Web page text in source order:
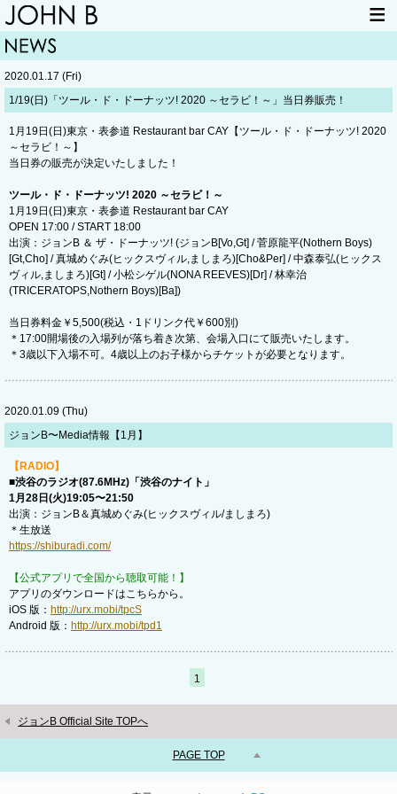
HOME
LIVE INFO
2020.01.17 (Fri)
1/19(日)「ツール・ド・ドーナッツ! 2020 ～セラビ！～」当日券販売！
1月19日(日)東京・表参道 Restaurant bar CAY【ツール・ド・ドーナッツ! 2020
～セラビ！～】
当日券の販売が決定いたしました！
ツール・ド・ドーナッツ! 2020 ～セラビ！～
1月19日(日)東京・表参道 Restaurant bar CAY
OPEN 17:00 / START 18:00
出演：ジョンB ＆ ザ・ドーナッツ! (ジョンB[Vo,Gt] / 菅原龍平(Nothern Boys)
[Gt,Cho] / 真城めぐみ(ヒックスヴィル,ましまろ)[Cho&Per] / 中森泰弘(ヒックス
ヴィル,ましまろ)[Gt] / 小松シゲル(NONA REEVES)[Dr] / 林幸治
(TRICERATOPS,Nothern Boys)[Ba])
当日券料金￥5,500(税込・1ドリンク代￥600別)
＊17:00開場後の入場列が落ち着き次第、会場入口にて販売いたします。
＊3歳以下入場不可。4歳以上のお子様からチケットが必要となります。
2020.01.09 (Thu)
ジョンB〜Media情報【1月】
【RADIO】
■渋谷のラジオ(87.6MHz)「渋谷のナイト」
1月28日(火)19:05〜21:50
出演：ジョンB＆真城めぐみ(ヒックスヴィル/ましまろ)
＊生放送
https://shiburadi.com/
【公式アプリで全国から聴取可能！】
アプリのダウンロードはこちらから。
iOS 版： http://urx.mobi/tpcS
Android 版： http://urx.mobi/tpd1
1
ジョンB Official Site TOPへ
PAGE TOP